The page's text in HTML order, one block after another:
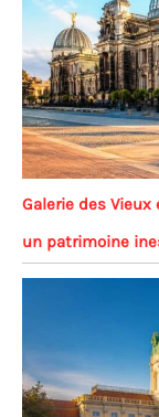
Galerie des
un patrimoine